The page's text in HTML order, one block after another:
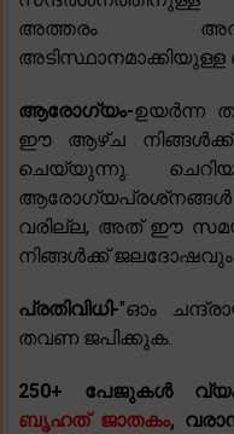
അത്തരം
അടിസ്ഥാനമാക്കിയുള്ള
ആരോഗ്യം-ഉയർന്ന
ഈ ആഴ്ച നിങ്ങൾക്ക്
ചെയ്യുന്നു.
ആരോഗ്യപ്രശ്‌നങ്ങൾ
വരില്ല, അത് ഈ
നിങ്ങൾക്ക് ജലദോഷവും
പ്രതിവിധി-"ഓം
തവണ ജപിക്കുക.
250+ പേജുകൾ
ബൃഹത് ജാതകം,